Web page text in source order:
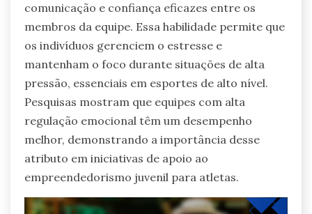
comunicação e confiança eficazes entre os
membros da equipe. Essa habilidade permite que
os indivíduos gerenciem o estresse e
mantenham o foco durante situações de alta
pressão, essenciais em esportes de alto nível.
Pesquisas mostram que equipes com alta
regulação emocional têm um desempenho
melhor, demonstrando a importância desse
atributo em iniciativas de apoio ao
empreendedorismo juvenil para atletas.